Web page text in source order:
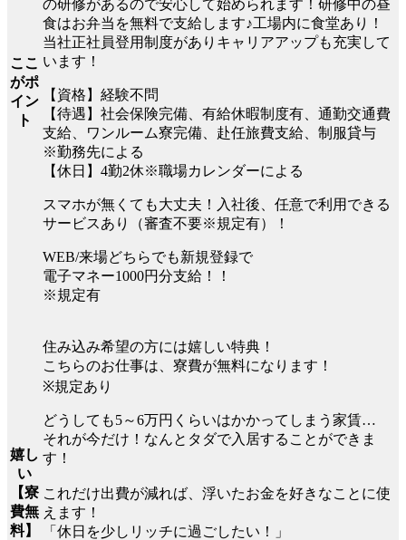
ここ
がポ
イン
ト
の研修があるので安心して始められます！研修中の昼
食はお弁当を無料で支給します♪工場内に食堂あり！
当社正社員登用制度がありキャリアアップも充実して
います！
【資格】経験不問
【待遇】社会保険完備、有給休暇制度有、通勤交通費
支給、ワンルーム寮完備、赴任旅費支給、制服貸与
※勤務先による
【休日】4勤2休※職場カレンダーによる
スマホが無くても大丈夫！入社後、任意で利用できる
サービスあり（審査不要※規定有）！
WEB/来場どちらでも新規登録で
電子マネー1000円分支給！！
※規定有
嬉し
い
【寮
費無
料】
住み込み希望の方には嬉しい特典！
こちらのお仕事は、寮費が無料になります！
※規定あり
どうしても5～6万円くらいはかかってしまう家賃…
それが今だけ！なんとタダで入居することができま
す！
これだけ出費が減れば、浮いたお金を好きなことに使
えます！
「休日を少しリッチに過ごしたい！」